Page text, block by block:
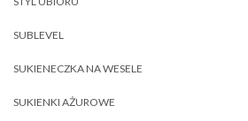
SUBLEVEL
SUKIENECZKA NA WESELE
SUKIENKI AŻUROWE